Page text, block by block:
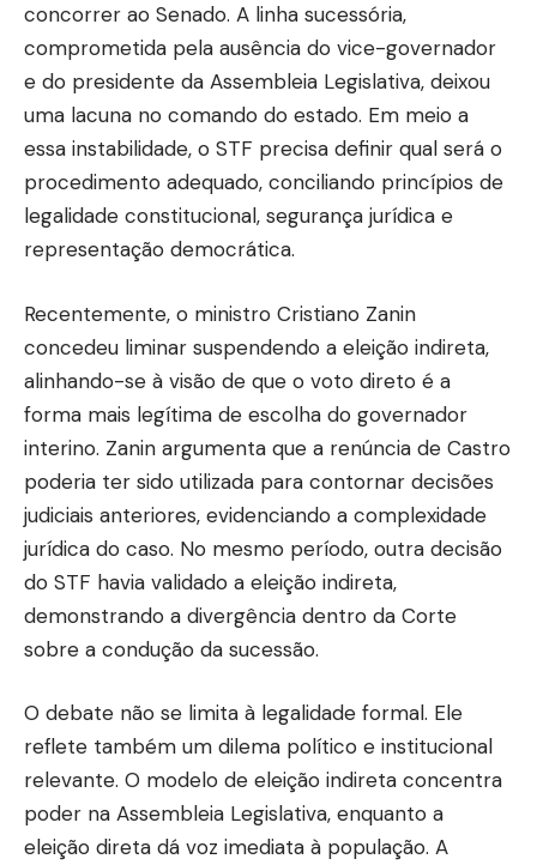
concorrer ao Senado. A linha sucessória,
comprometida pela ausência do vice-governador
e do presidente da Assembleia Legislativa, deixou
uma lacuna no comando do estado. Em meio a
essa instabilidade, o STF precisa definir qual será o
procedimento adequado, conciliando princípios de
legalidade constitucional, segurança jurídica e
representação democrática.
Recentemente, o ministro Cristiano Zanin
concedeu liminar suspendendo a eleição indireta,
alinhando-se à visão de que o voto direto é a
forma mais legítima de escolha do governador
interino. Zanin argumenta que a renúncia de Castro
poderia ter sido utilizada para contornar decisões
judiciais anteriores, evidenciando a complexidade
jurídica do caso. No mesmo período, outra decisão
do STF havia validado a eleição indireta,
demonstrando a divergência dentro da Corte
sobre a condução da sucessão.
O debate não se limita à legalidade formal. Ele
reflete também um dilema político e institucional
relevante. O modelo de eleição indireta concentra
poder na Assembleia Legislativa, enquanto a
eleição direta dá voz imediata à população. A